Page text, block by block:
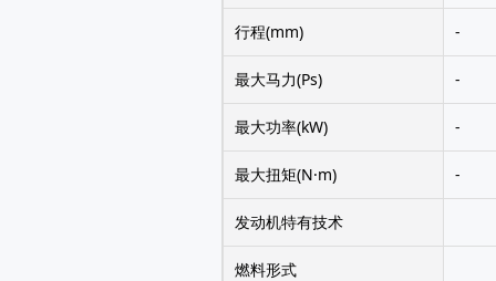
行程(mm) -
最大马力(Ps) -
最大功率(kW) -
最大扭矩(N·m) -
发动机特有技术
燃料形式